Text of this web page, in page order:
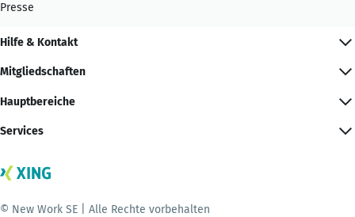
Presse
Hilfe & Kontakt
Mitgliedschaften
Hauptbereiche
Services
© New Work SE | Alle Rechte vorbehalten